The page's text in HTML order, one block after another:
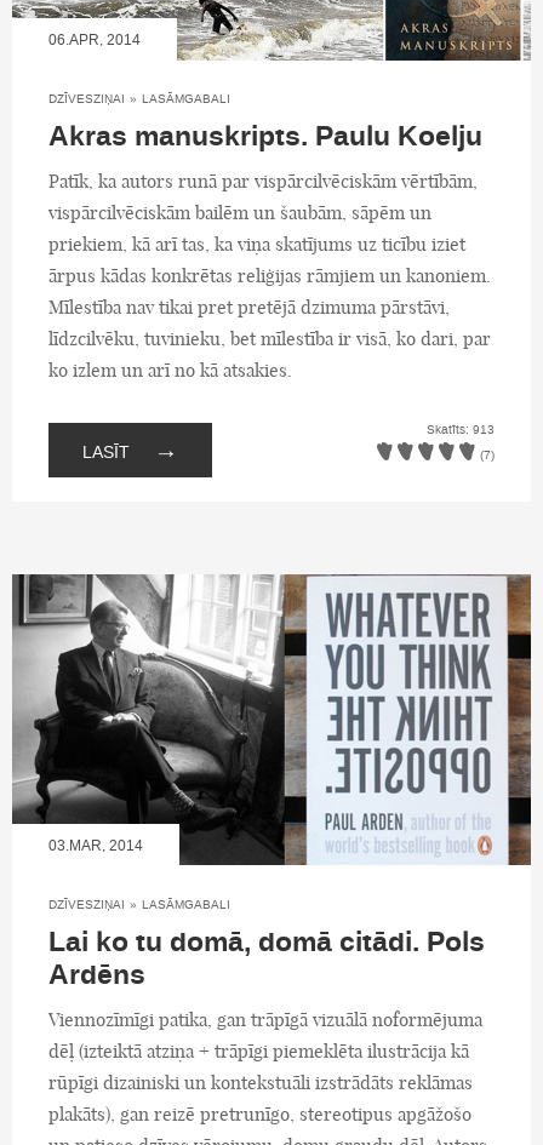
06.APR, 2014
DZĪVESZIŅAI » LASĀMGABALI
Akras manuskripts. Paulu Koelju
Patīk, ka autors runā par vispārcilvēciskām vērtībām,
vispārcilvēciskām bailēm un šaubām, sāpēm un
priekiem, kā arī tas, ka viņa skatījums uz ticību iziet
ārpus kādas konkrētas reliģijas rāmjiem un kanoniem.
Mīlestība nav tikai pret pretējā dzimuma pārstāvi,
līdzcilvēku, tuvinieku, bet mīlestība ir visā, ko dari, par
ko izlem un arī no kā atsakies.
LASĪT →
Skatīts: 913
(7)
03.MAR, 2014
DZĪVESZIŅAI » LASĀMGABALI
Lai ko tu domā, domā citādi. Pols
Ardēns
Viennozīmīgi patika, gan trāpīgā vizuālā noformējuma
dēļ (izteiktā atziņa + trāpīgi piemeklēta ilustrācija kā
rūpīgi dizainiski un kontekstuāli izstrādāts reklāmas
plakāts), gan reizē pretrunīgo, stereotipus apgāžošo